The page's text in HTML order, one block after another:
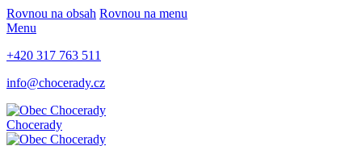
Rovnou na obsah Rovnou na menu
Menu
+420 317 763 511
info@chocerady.cz
Chocerady